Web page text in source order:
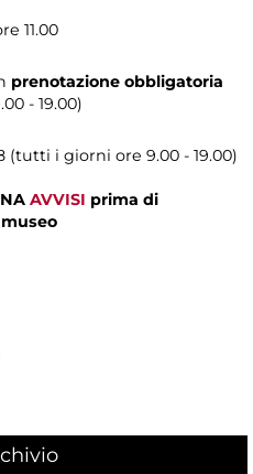
11.00
prenotazione obbligatoria
- 19.00)
i giorni ore 9.00 - 19.00)
AVVISI prima di